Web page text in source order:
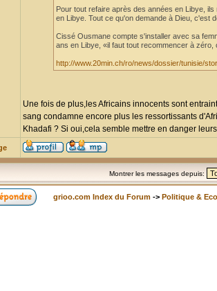
Pour tout refaire après des années en Libye,
en Libye. Tout ce qu'on demande à Dieu, c'est
Cissé Ousmane compte s'installer avec sa
ans en Libye, «il faut tout recommencer à
http://www.20min.ch/ro/news/dossier/tunisie/
Une fois de plus,les Africains innocents sont
sang condamne encore plus les ressortissants
Khadafi ? Si oui,cela semble mettre en danger
Montrer les messages depuis:
grioo.com Index du Forum -> Politique &